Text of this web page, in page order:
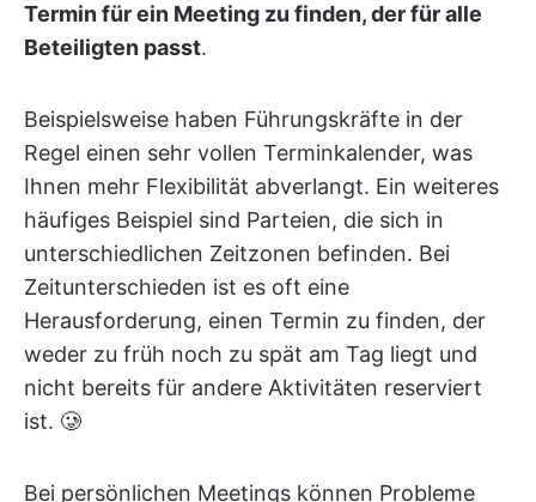
Termin für ein Meeting zu finden, der für alle
Beteiligten passt.
Beispielsweise haben Führungskräfte in der
Regel einen sehr vollen Terminkalender, was
Ihnen mehr Flexibilität abverlangt. Ein weiteres
häufiges Beispiel sind Parteien, die sich in
unterschiedlichen Zeitzonen befinden. Bei
Zeitunterschieden ist es oft eine
Herausforderung, einen Termin zu finden, der
weder zu früh noch zu spät am Tag liegt und
nicht bereits für andere Aktivitäten reserviert
ist. 🥲
Bei persönlichen Meetings können Probleme